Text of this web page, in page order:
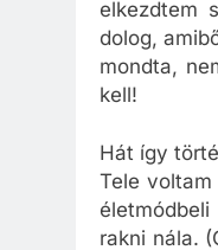
elkezdtem
dolog,
mondta,
kell!
Hát így
Tele
rakni nála.